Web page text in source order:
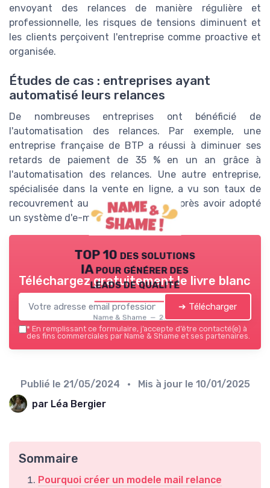
envoyant des relances de manière régulière et
professionnelle, les risques de tensions diminuent et
les clients perçoivent l'entreprise comme proactive et
organisée.
Études de cas : entreprises ayant
automatisé leurs relances
De nombreuses entreprises ont bénéficié de
l'automatisation des relances. Par exemple, une
entreprise française de BTP a réussi à diminuer ses
retards de paiement de 35 % en un an grâce à
l'automatisation des relances. Une autre entreprise,
spécialisée dans la vente en ligne, a vu son taux de
recouvrement augmenter de 20 % après avoir adopté
un système d'e-mails automatisés.
TOP 10 des solutions
IA pour générer des
leads de qualité
Name & Shame — 2026
Téléchargez gratuitement le livre blanc
➔ Télécharger
* En remplissant ce formulaire, j’accepte d’être contacté(e) à
des fins commerciales par Name & Shame et ses partenaires.
Publié le 21/05/2024 • Mis à jour le 10/01/2025
par Léa Bergier
Sommaire
Pourquoi créer un modele mail relance